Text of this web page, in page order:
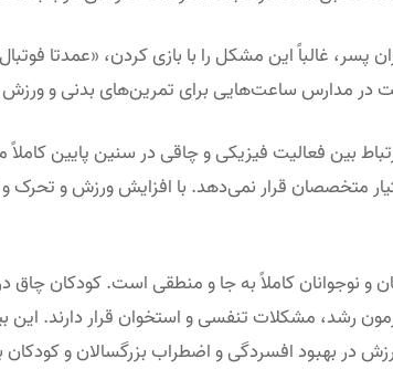
غالباً این مشکل را با بازی کردن، «عمدتا
در مدارس ساعت‌هایی برای تمرین‌های بدنی و ورزش
بین فعالیت فیزیکی و چاقی در سنین پایین
متخصصان قرار نمی‌دهد. با افزایش ورزش و
و نوجوانان کاملاً به جا و منطقی است. کودکان
رشد، مشکلات تنفسی و استخوان قرار دارند. این
در بهبود افسردگی و اضطراب بزرگسالان و